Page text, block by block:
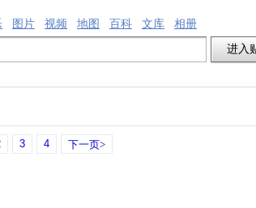
图片 视频 地图 百科 文库 相册
3 4 下一页>